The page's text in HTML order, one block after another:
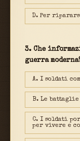
D. Per
3. Che
guerra
A. I soldati
B. Le battaglie
C. I soldati
per vivere e